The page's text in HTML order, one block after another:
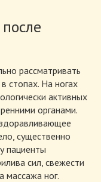
рассматривать
стопах. На ногах
активных
органами.
существенно
пациенты
сил, свежести
массажа ног.